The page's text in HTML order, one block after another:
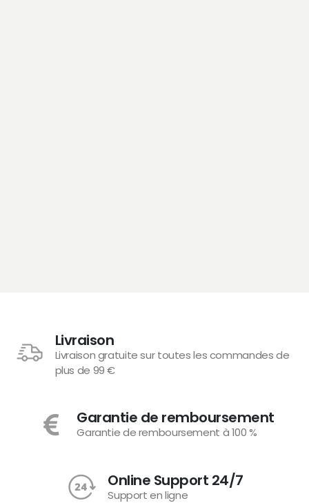
Livraison
Livraison gratuite sur toutes les commandes de
plus de 99 €
Garantie de remboursement
Garantie de remboursement à 100 %
Online Support 24/7
Support en ligne